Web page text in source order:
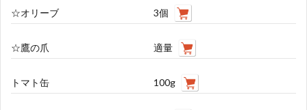
☆オリーブ 3個
☆鷹の爪 適量
トマト缶 100g